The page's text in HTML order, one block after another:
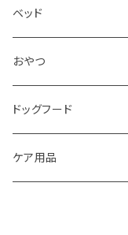
ベッド
おやつ
ドッグフード
ケア用品